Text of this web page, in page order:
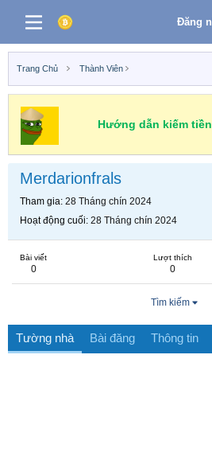
Đăng
Trang Chủ Thành Viên
Hướng dẫn kiếm
Merdarionfrals
Tham gia 28 Tháng chín 2024
Hoạt động cuối 28 Tháng chín 2024
Bài viết
0
Lượt thích
0
Tìm kiếm
Tường nhà Bài đăng Thông tin